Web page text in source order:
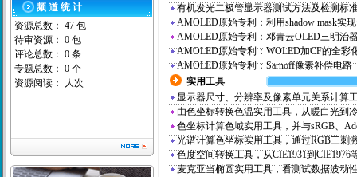
频 道 统 计
资源总数： 47 包
待审资源： 0 包
评论总数： 0 条
专题总数： 0 个
资源阅读：
人次
有机发光二极管显示器测试方法及检测标
AMOLED原始专利：利用shadow mask实
AMOLED原始专利：邓青云OLED三明治
AMOLED原始专利：WOLED加CF的全彩
AMOLED原始专利：Sarnoff像素补偿电路
实用工具
显示器尺寸、分辨率及像素单元关系计算
由色坐标转换色温实用工具，从暖白光到
色坐标计算色域实用工具，并与sRGB、
光谱计算色坐标实用工具，通过RGB三刺
色度空间转换工具，从CIE1931到CIE1976
麦克亚当椭圆实用工具，看测试数据波动